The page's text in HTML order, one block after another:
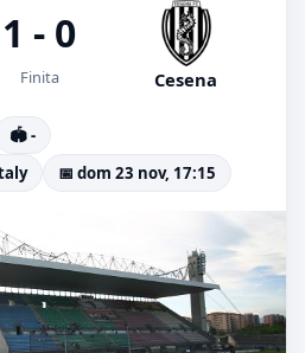
1 - 0
Finita Cesena
🏟️ -
📅 dom 23 nov, 17:15